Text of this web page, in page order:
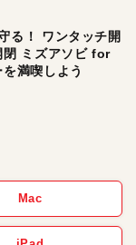
る！ ワンタッチ開
閉 ミズアソビ for
満喫しよう
Mac